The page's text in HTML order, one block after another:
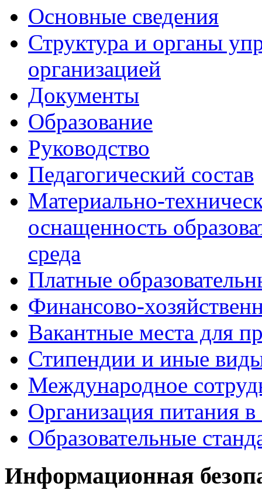
Основные сведения
Структура и органы
организацией
Документы
Образование
Руководство
Педагогический состав
Материально-
оснащенность
среда
Платные
Финансово-
Вакантные места для
Стипендии и иные
Международное
Организация питания в
Образовательные
Информационная